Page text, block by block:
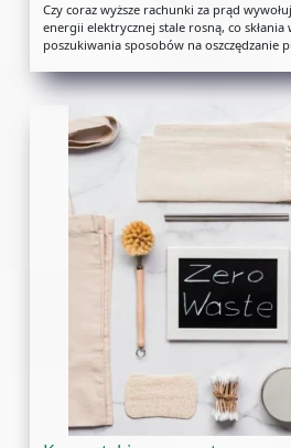
Czy coraz wyższe rachunki za prąd
energii elektrycznej stale rosną, co skłania
poszukiwania sposobów na oszczędzanie